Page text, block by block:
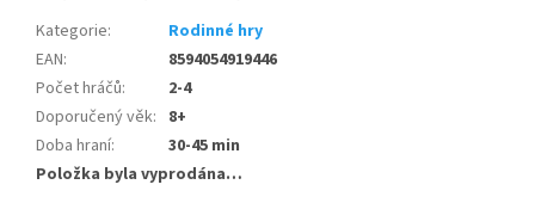
Kategorie:
Rodinné hry
EAN:
8594054919446
Počet hráčů:
2-4
Doporučený věk: 8+
Doba hraní:
30-45 min
Položka byla vyprodána…